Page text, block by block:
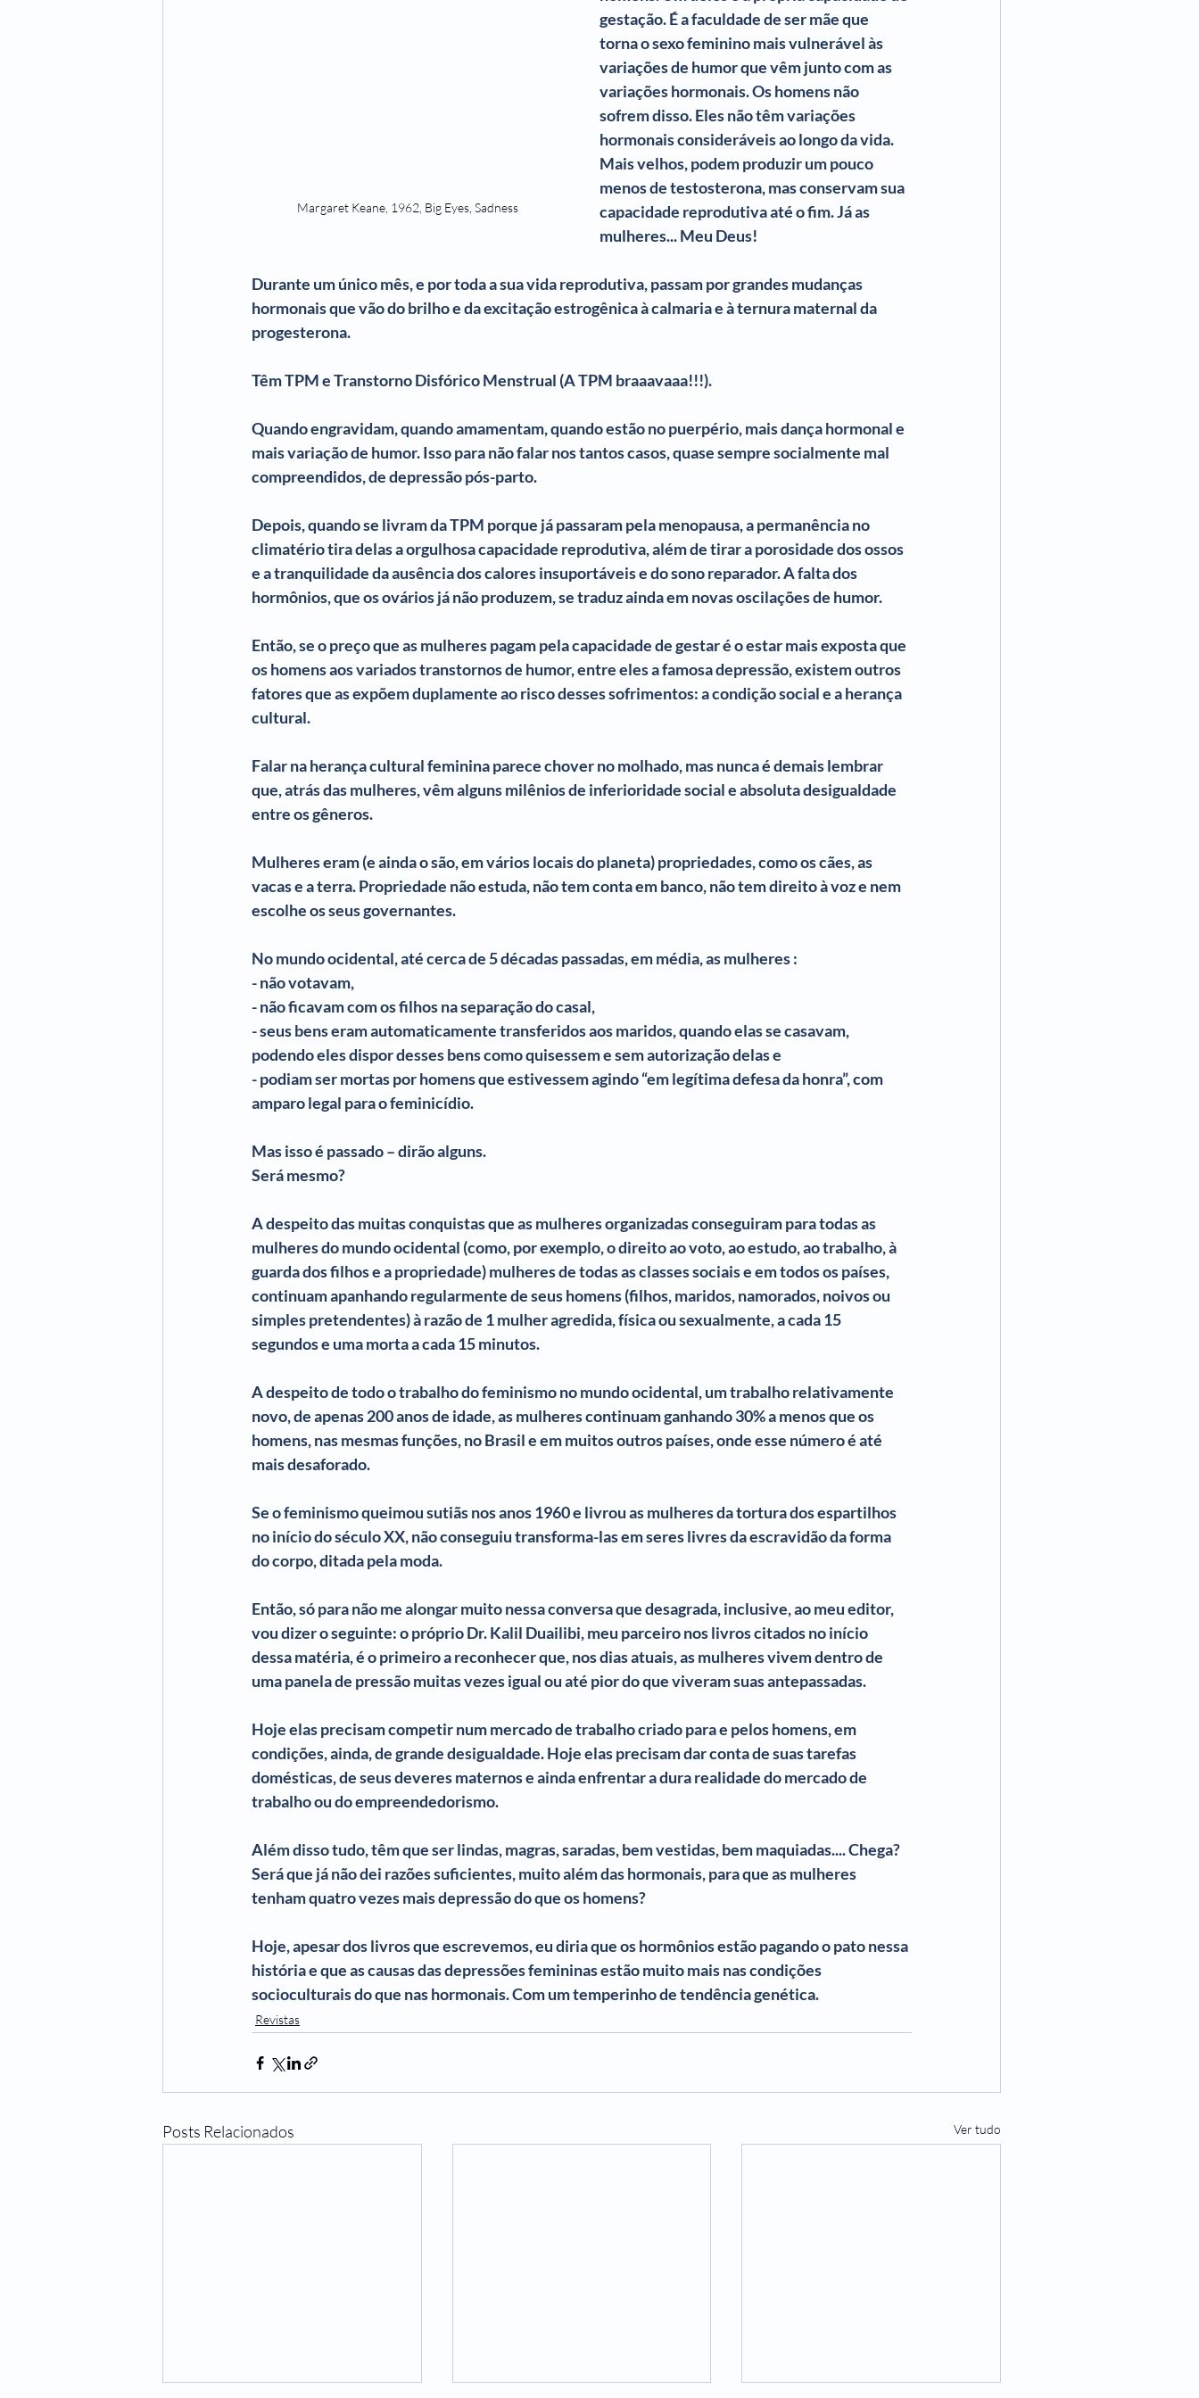
Margaret Keane, 1962, Big Eyes, Sadness
gestação. É a faculdade de ser mãe que
torna o sexo feminino mais vulnerável às
variações de humor que vêm junto com as
variações hormonais. Os homens não
sofrem disso. Eles não têm variações
hormonais consideráveis ao longo da vida.
Mais velhos, podem produzir um pouco
menos de testosterona, mas conservam sua
capacidade reprodutiva até o fim. Já as
mulheres... Meu Deus!
Durante um único mês, e por toda a sua vida reprodutiva, passam por grandes mudanças
hormonais que vão do brilho e da excitação estrogênica à calmaria e à ternura maternal da
progesterona.
Têm TPM e Transtorno Disfórico Menstrual (A TPM braaavaaa!!!).
Quando engravidam, quando amamentam, quando estão no puerpério, mais dança hormonal e
mais variação de humor. Isso para não falar nos tantos casos, quase sempre socialmente mal
compreendidos, de depressão pós-parto.
Depois, quando se livram da TPM porque já passaram pela menopausa, a permanência no
climatério tira delas a orgulhosa capacidade reprodutiva, além de tirar a porosidade dos ossos
e a tranquilidade da ausência dos calores insuportáveis e do sono reparador. A falta dos
hormônios, que os ovários já não produzem, se traduz ainda em novas oscilações de humor.
Então, se o preço que as mulheres pagam pela capacidade de gestar é o estar mais exposta que
os homens aos variados transtornos de humor, entre eles a famosa depressão, existem outros
fatores que as expõem duplamente ao risco desses sofrimentos: a condição social e a herança
cultural.
Falar na herança cultural feminina parece chover no molhado, mas nunca é demais lembrar
que, atrás das mulheres, vêm alguns milênios de inferioridade social e absoluta desigualdade
entre os gêneros.
Mulheres eram (e ainda o são, em vários locais do planeta) propriedades, como os cães, as
vacas e a terra. Propriedade não estuda, não tem conta em banco, não tem direito à voz e nem
escolhe os seus governantes.
No mundo ocidental, até cerca de 5 décadas passadas, em média, as mulheres :
- não votavam,
- não ficavam com os filhos na separação do casal,
- seus bens eram automaticamente transferidos aos maridos, quando elas se casavam,
podendo eles dispor desses bens como quisessem e sem autorização delas e
- podiam ser mortas por homens que estivessem agindo “em legítima defesa da honra”, com
amparo legal para o feminicídio.
Mas isso é passado – dirão alguns.
Será mesmo?
A despeito das muitas conquistas que as mulheres organizadas conseguiram para todas as
mulheres do mundo ocidental (como, por exemplo, o direito ao voto, ao estudo, ao trabalho, à
guarda dos filhos e a propriedade) mulheres de todas as classes sociais e em todos os países,
continuam apanhando regularmente de seus homens (filhos, maridos, namorados, noivos ou
simples pretendentes) à razão de 1 mulher agredida, física ou sexualmente, a cada 15
segundos e uma morta a cada 15 minutos.
A despeito de todo o trabalho do feminismo no mundo ocidental, um trabalho relativamente
novo, de apenas 200 anos de idade, as mulheres continuam ganhando 30% a menos que os
homens, nas mesmas funções, no Brasil e em muitos outros países, onde esse número é até
mais desaforado.
Se o feminismo queimou sutiãs nos anos 1960 e livrou as mulheres da tortura dos espartilhos
no início do século XX, não conseguiu transforma-las em seres livres da escravidão da forma
do corpo, ditada pela moda.
Então, só para não me alongar muito nessa conversa que desagrada, inclusive, ao meu editor,
vou dizer o seguinte: o próprio Dr. Kalil Duailibi, meu parceiro nos livros citados no início
dessa matéria, é o primeiro a reconhecer que, nos dias atuais, as mulheres vivem dentro de
uma panela de pressão muitas vezes igual ou até pior do que viveram suas antepassadas.
Hoje elas precisam competir num mercado de trabalho criado para e pelos homens, em
condições, ainda, de grande desigualdade. Hoje elas precisam dar conta de suas tarefas
domésticas, de seus deveres maternos e ainda enfrentar a dura realidade do mercado de
trabalho ou do empreendedorismo.
Além disso tudo, têm que ser lindas, magras, saradas, bem vestidas, bem maquiadas.... Chega?
Será que já não dei razões suficientes, muito além das hormonais, para que as mulheres
tenham quatro vezes mais depressão do que os homens?
Hoje, apesar dos livros que escrevemos, eu diria que os hormônios estão pagando o pato nessa
história e que as causas das depressões femininas estão muito mais nas condições
socioculturais do que nas hormonais. Com um temperinho de tendência genética.
Revistas
Posts Relacionados Ver tudo